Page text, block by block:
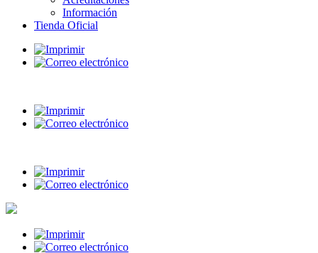
Información
Tienda Oficial